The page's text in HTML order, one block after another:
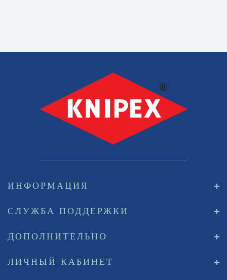
ИНФОРМАЦИЯ
СЛУЖБА ПОДДЕРЖКИ
ДОПОЛНИТЕЛЬНО
ЛИЧНЫЙ КАБИНЕТ